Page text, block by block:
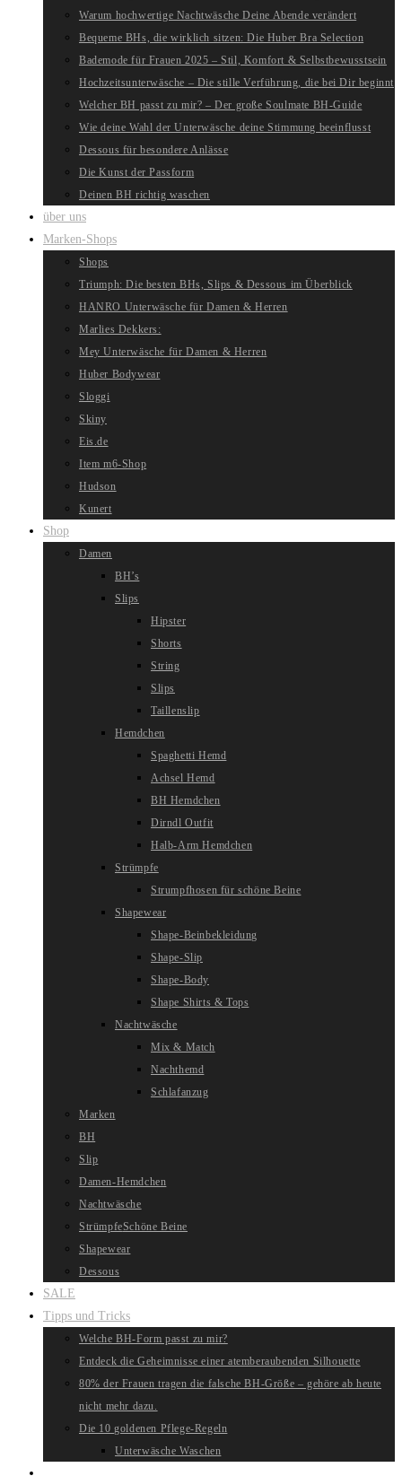
Warum hochwertige Nachtwäsche Deine Abende verändert
Bequeme BHs, die wirklich sitzen: Die Huber Bra Selection
Bademode für Frauen 2025 – Stil, Komfort & Selbstbewusstsein
Hochzeitsunterwäsche – Die stille Verführung, die bei Dir beginnt
Welcher BH passt zu mir? – Der große Soulmate BH-Guide
Wie deine Wahl der Unterwäsche deine Stimmung beeinflusst
Dessous für besondere Anlässe
Die Kunst der Passform
Deinen BH richtig waschen
über uns
Marken-Shops
Shops
Triumph: Die besten BHs, Slips & Dessous im Überblick
HANRO Unterwäsche für Damen & Herren
Marlies Dekkers:
Mey Unterwäsche für Damen & Herren
Huber Bodywear
Sloggi
Skiny
Eis.de
Item m6-Shop
Hudson
Kunert
Shop
Damen
BH’s
Slips
Hipster
Shorts
String
Slips
Taillenslip
Hemdchen
Spaghetti Hemd
Achsel Hemd
BH Hemdchen
Dirndl Outfit
Halb-Arm Hemdchen
Strümpfe
Strumpfhosen für schöne Beine
Shapewear
Shape-Beinbekleidung
Shape-Slip
Shape-Body
Shape Shirts & Tops
Nachtwäsche
Mix & Match
Nachthemd
Schlafanzug
Marken
BH
Slip
Damen-Hemdchen
Nachtwäsche
StrümpfeSchöne Beine
Shapewear
Dessous
SALE
Tipps und Tricks
Welche BH-Form passt zu mir?
Entdeck die Geheimnisse einer atemberaubenden Silhouette
80% der Frauen tragen die falsche BH-Größe – gehöre ab heute
nicht mehr dazu.
Die 10 goldenen Pflege-Regeln
Unterwäsche Waschen